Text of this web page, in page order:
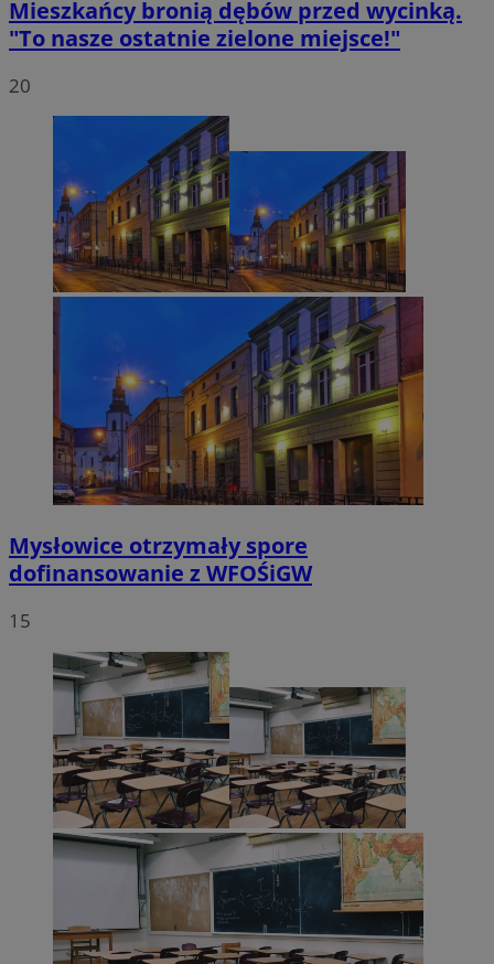
Mieszkańcy bronią dębów przed wycinką.
"To nasze ostatnie zielone miejsce!"
20
Mysłowice otrzymały spore
dofinansowanie z WFOŚiGW
15